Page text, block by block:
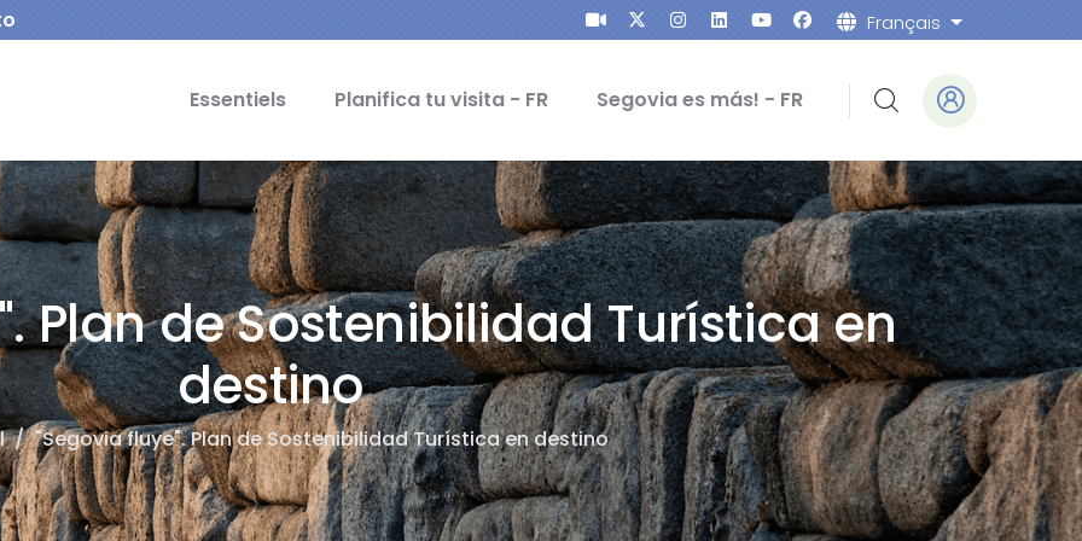
Français Lister les
Essentiels Planifica tu visita - FR Segovia es más! - FR
Plan de Sostenibilidad Turística en
destino
/ "Segovia fluye". Plan de Sostenibilidad Turística en destino